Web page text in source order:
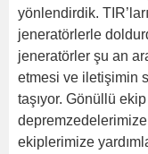
yönlendirdik.
jeneratörlerle
jeneratörler şu an
etmesi ve iletişimin
taşıyor. Gönüllü
ekiplerimize